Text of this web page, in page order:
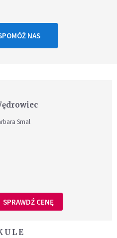
NAS
Smal
SPRAWDŹ CENĘ